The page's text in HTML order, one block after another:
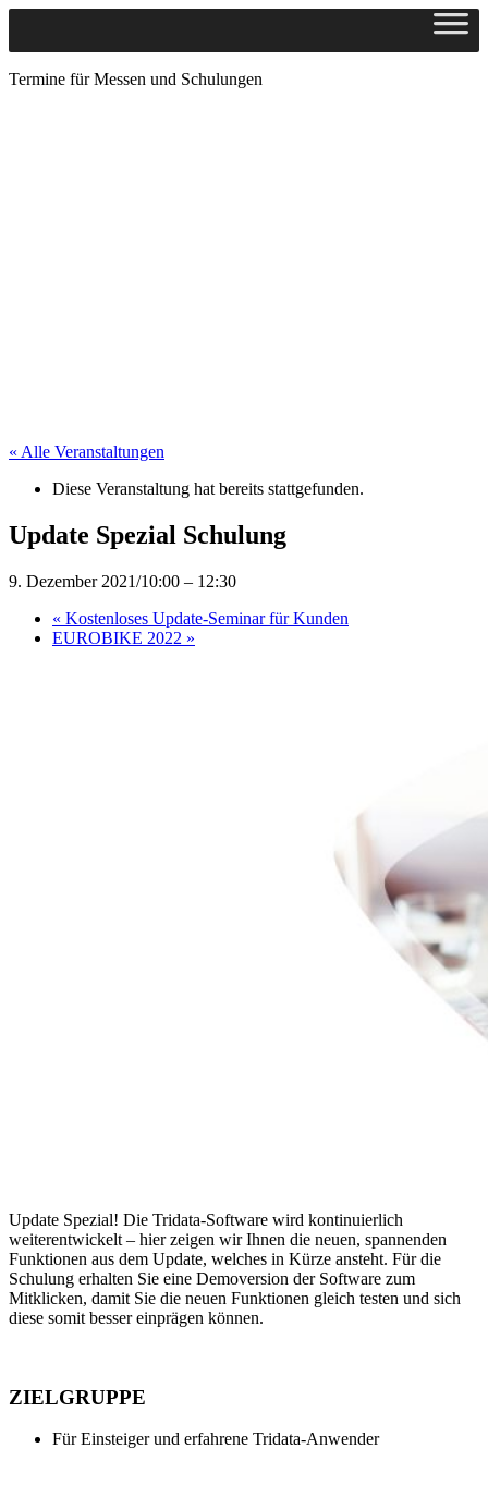
Termine für Messen und Schulungen
« Alle Veranstaltungen
Diese Veranstaltung hat bereits stattgefunden.
Update Spezial Schulung
9. Dezember 2021/10:00 – 12:30
« Kostenloses Update-Seminar für Kunden
EUROBIKE 2022 »
Update Spezial! Die Tridata-Software wird kontinuierlich
weiterentwickelt – hier zeigen wir Ihnen die neuen, spannenden
Funktionen aus dem Update, welches in Kürze ansteht. Für die
Schulung erhalten Sie eine Demoversion der Software zum
Mitklicken, damit Sie die neuen Funktionen gleich testen und sich
diese somit besser einprägen können.
ZIELGRUPPE
Für Einsteiger und erfahrene Tridata-Anwender